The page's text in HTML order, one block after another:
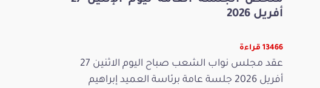
أفريل 2026
13466 قراءة
عقد مجلس نواب الشعب صباح اليوم الاثنين 27
أفريل 2026 جلسة عامة برئاسة العميد إبراهيم